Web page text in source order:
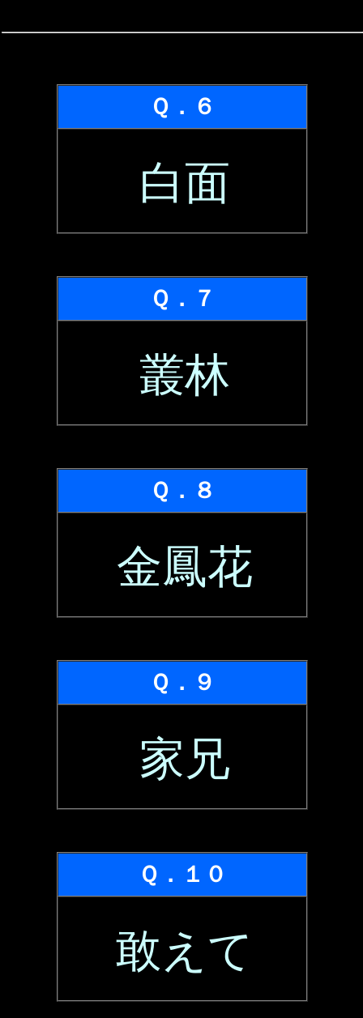
Ｑ．６
白面
Ｑ．７
叢林
Ｑ．８
金鳳花
Ｑ．９
家兄
Ｑ．１０
敢えて